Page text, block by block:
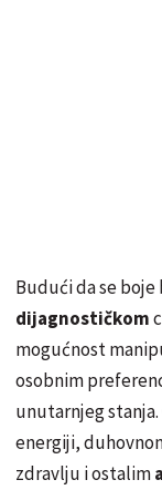
Budući da se
dijagnostičkom
mogućnost
osobnim
unutarnjeg
energiji,
zdravlju i ostalim